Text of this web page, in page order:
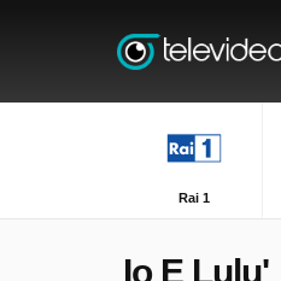
Rai 1
Io E Lulu'